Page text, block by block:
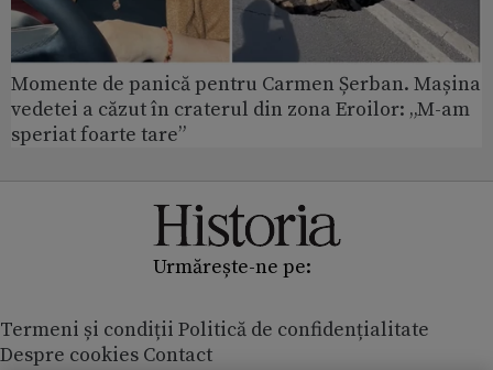
Momente de panică pentru Carmen Șerban. Mașina
vedetei a căzut în craterul din zona Eroilor: „M-am
speriat foarte tare”
Urmărește-ne pe:
Termeni și condiții Politică de confidențialitate
Despre cookies Contact